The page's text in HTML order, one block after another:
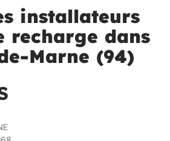
installateurs
recharge dans
Marne (94)